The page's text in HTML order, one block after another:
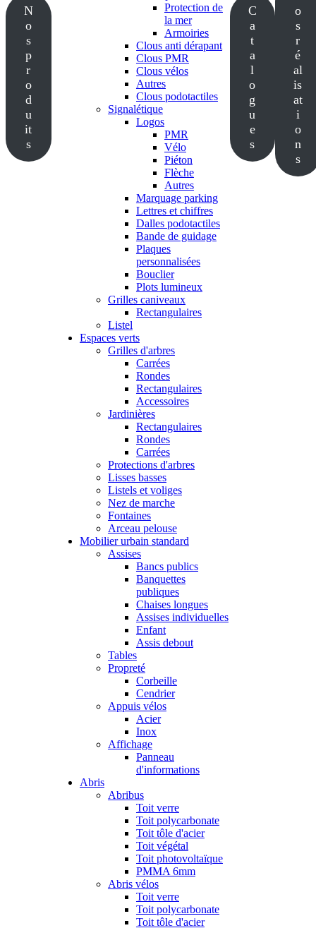
N
o
s
p
r
o
d
u
it
s
Protection de
la mer
Armoiries
Clous anti dérapant
Clous PMR
Clous vélos
Autres
Clous podotactiles
Signalétique
Logos
PMR
Vélo
Piéton
Flèche
Autres
Marquage parking
Lettres et chiffres
Dalles podotactiles
Bande de guidage
Plaques
personnalisées
Bouclier
Plots lumineux
Grilles caniveaux
Rectangulaires
Listel
Espaces verts
Grilles d'arbres
Carrées
Rondes
Rectangulaires
Accessoires
Jardinières
Rectangulaires
Rondes
Carrées
Protections d'arbres
Lisses basses
Listels et voliges
Nez de marche
Fontaines
Arceau pelouse
Mobilier urbain standard
Assises
Bancs publics
Banquettes
publiques
Chaises longues
Assises individuelles
Enfant
Assis debout
Tables
Propreté
Corbeille
Cendrier
Appuis vélos
Acier
Inox
Affichage
Panneau
d'informations
Abris
Abribus
Toit verre
Toit polycarbonate
Toit tôle d'acier
Toit végétal
Toit photovoltaïque
PMMA 6mm
Abris vélos
Toit verre
Toit polycarbonate
Toit tôle d'acier
C
a
t
a
l
o
g
u
e
s
o
s
r
é
al
is
at
i
o
n
s